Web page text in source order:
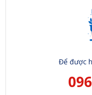
Để được